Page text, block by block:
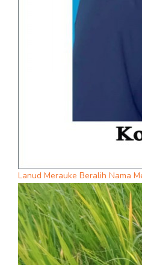
Lanud Merauke Beralih Nama